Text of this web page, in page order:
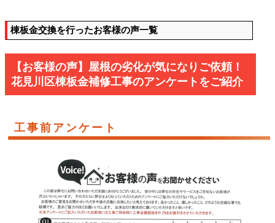
棟板金交換を行ったお客様の声一覧
【お客様の声】屋根の劣化が気になりご依頼！
花見川区棟板金補修工事のアンケートをご紹介
工事前アンケート